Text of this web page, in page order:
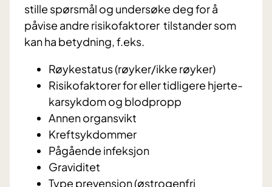
stille spørsmål og undersøke deg for å
påvise andre risikofaktorer tilstander som
kan ha betydning, f.eks.
Røykestatus (røyker/ikke røyker)
Risikofaktorer for eller tidligere hjerte-
karsykdom og blodpropp
Annen organsvikt
Kreftsykdommer
Pågående infeksjon
Graviditet
Type prevensjon (østrogenfri